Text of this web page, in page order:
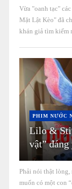
Vừa "oanh tạc"
Mặt Lật Kèo" đã
khán giả tìm kiếm
PHIM NƯỚC
Lilo &
vật”
Phải nói thật lòng,
muốn có một con